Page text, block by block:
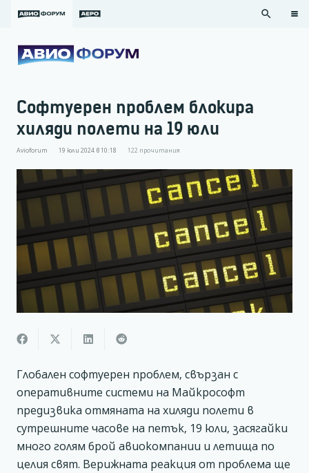
search
Софтуерен проблем блокира
хиляди полети на 19 юли
Avioforum 19 юли 2024 в 10:18 122 прочитания
Глобален софтуерен проблем, свързан с
оперативните системи на Майкрософт
предизвика отмяната на хиляди полети в
сутрешните часове на петък, 19 юли, засягайки
много голям брой авиокомпании и летища по
целия свят. Верижната реакция от проблема ще